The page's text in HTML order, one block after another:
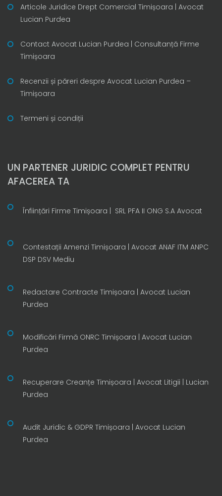
Articole Juridice Drept Comercial Timișoara | Avocat
Lucian Purdea
Contact Avocat Lucian Purdea | Consultanță Firme
Timișoara
Recenzii și păreri despre Avocat Lucian Purdea –
Timișoara
Termeni și condiții
UN PARTENER JURIDIC COMPLET PENTRU
AFACEREA TA
Înființări Firme Timișoara | SRL PFA II ONG S.A Avocat
Contestații Amenzi Timișoara | Avocat ANAF ITM ANPC
DSP DSV Mediu
Redactare Contracte Timișoara | Avocat Lucian
Purdea
Modificări Firmă ONRC Timișoara | Avocat Lucian
Purdea
Recuperare Creanțe Timișoara | Avocat Litigii | Lucian
Purdea
Audit Juridic & GDPR Timișoara | Avocat Lucian
Purdea